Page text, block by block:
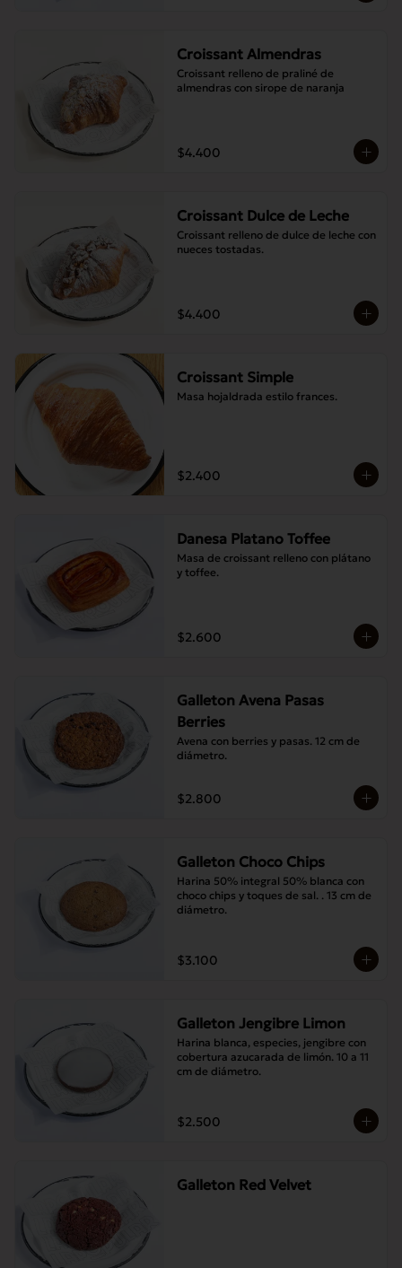
Croissant Almendras
Croissant relleno de praliné de
almendras con sirope de naranja
$4.400
Croissant Dulce de Leche
Croissant relleno de dulce de leche con
nueces tostadas.
$4.400
Croissant Simple
Masa hojaldrada estilo frances.
$2.400
Danesa Platano Toffee
Masa de croissant relleno con plátano
y toffee.
$2.600
Galleton Avena Pasas
Berries
Avena con berries y pasas. 12 cm de
diámetro.
$2.800
Galleton Choco Chips
Harina 50% integral 50% blanca con
choco chips y toques de sal. . 13 cm de
diámetro.
$3.100
Galleton Jengibre Limon
Harina blanca, especies, jengibre con
cobertura azucarada de limón. 10 a 11
cm de diámetro.
$2.500
Galleton Red Velvet